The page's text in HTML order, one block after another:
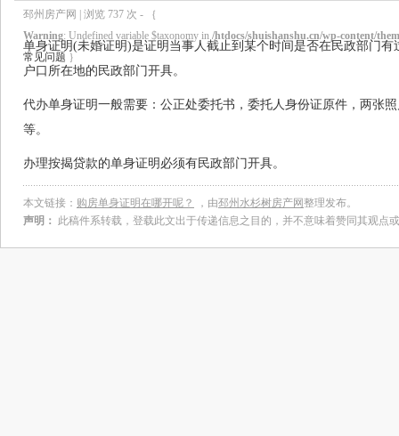
邳州房产网 | 浏览 737 次 - ｛
Warning: Undefined variable $taxonomy in /htdocs/shuishanshu.cn/wp-content/
常见问题 ｝
单身证明(未婚证明)是证明当事人截止到某个时间是否在民政部门
户口所在地的民政部门开具。
代办单身证明一般需要：公正处委托书，委托人身份证原件，两张
等。
办理按揭贷款的单身证明必须有民政部门开具。
本文链接： 购房单身证明在哪开呢？ ，由邳州水杉树房产网整理发布。
声明：
此稿件系转载，登载此文出于传递信息之目的，并不意味着赞同其观点